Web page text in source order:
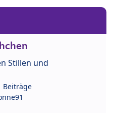
Stillen und
Beiträge